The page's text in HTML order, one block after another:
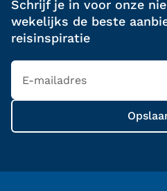
Schrijf je in voor onze
wekelijks de beste
reisinspiratie